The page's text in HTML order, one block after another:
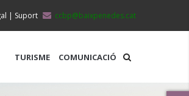
ccbp@baixpenedes.cat
| Suport
TURISME COMUNICACIÓ